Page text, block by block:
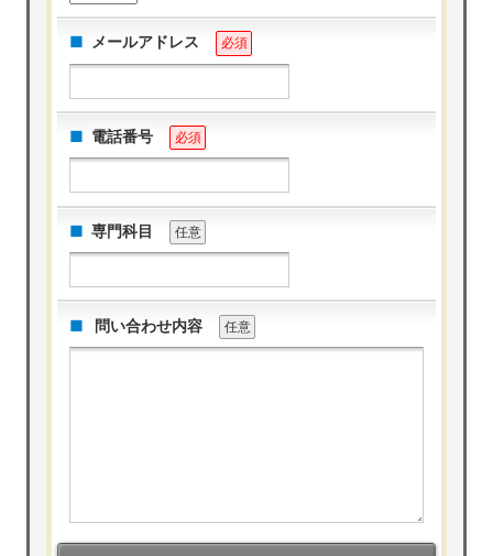
メールアドレス 必須
電話番号 必須
専門科目 任意
問い合わせ内容 任意